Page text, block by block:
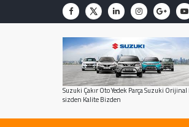
Suzuki Çakır Oto Yedek Parça Suzuki Orijinal
sizden Kalite Bizden